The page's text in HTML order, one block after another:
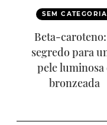
SEM CATEGORIA
Beta-
segredo para
pele luminosa
bronzeada